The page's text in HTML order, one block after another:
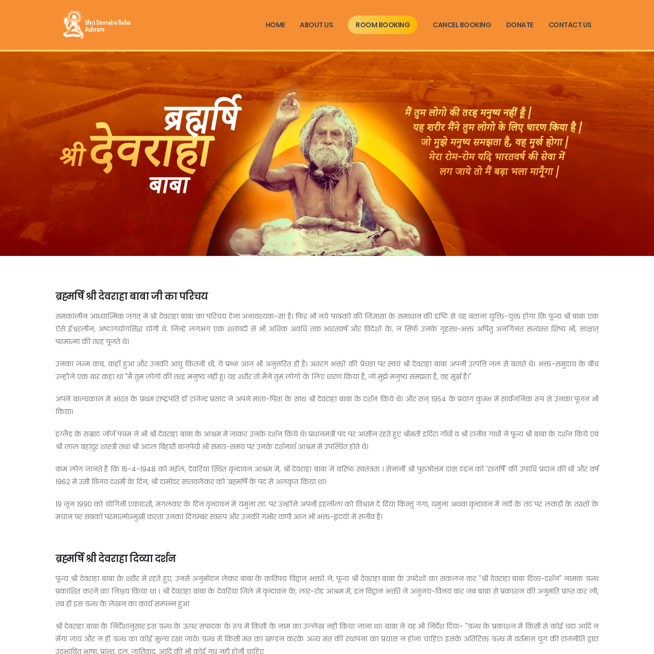
HOME ABOUT US ROOM BOOKING CANCEL BOOKING DONATE CONTACT US
ब्रह्मर्षि श्री देवराहा बाबा जी का परिचय
समकालीन आध्यात्मिक जगत् मे श्री देवराहा बाबा का परिचय देना अनावश्यक-सा है। फिर भी नये पाठकों की जिज्ञासा के समाधान की दृष्टि से यह बताना युक्ति-युक्त होगा कि पूज्य श्री बाबा एक
ऐसे ईश्वरलीन, अष्टांगयोगसिद्ध योगी थे. जिन्हें लगभग एक शताब्दी से भी अधिक अवधि तक भारतवर्ष और विदेशों के, न सिर्फ उनके गृहस्थ-भक्त अपितु अनगिनत संन्यस्त शिष्य भी, साक्षात्
परमात्मा की तरह पूजते थे।
उनका जन्म कब, कहाँ हुआ और उनकी आयु कितनी थी, ये प्रश्न आज भी अनुत्तरित ही है। अंतरंग भक्तों की प्रेच्छा पर स्वयं श्री देवराहा बाबा अपनी उत्पत्ति जल से बताते थे। भक्त-समुदाय के बीच
उन्होंने एक बार कहा था "मैं तुम लोगों की तरह मनुष्य नही हूं। यह शरीर तो मैंने तुम लोगों के लिए धारण किया है, जो मुझे मनुष्य समझता है, वह मूर्ख है।"
अपने बाल्यकाल में भारत के प्रथम राष्ट्रपति डॉ राजेन्द्र प्रसाद ने अपने माता-पिता के साथ श्री देवराहा बाबा के दर्शन किये थे। और सन् 1954 के प्रयाग कुम्भ में सार्वजनिक रूप से उनका पूजन भी
किया।
इंग्लैंड के सम्राट जॉर्ज पंचम ने भी श्री देवराहा बाबा के आश्रम में जाकर उनके दर्शन किये थे। प्रधानमंत्री पद पर आसीन रहते हुए श्रीमती इंदिरा गाँधी व श्री राजीव गांधी ने पूज्य श्री बाबा के दर्शन किये एवं
श्री लाल बहादुर शास्त्री तथा श्री अटल बिहारी बाजपेयी भी समय-समय पर उनके दर्शनार्थ आश्रम में उपस्थित होते थे।
कम लोग जानते है कि 15-4-1948 को मईल, देवरिया स्थित वृन्दावन आश्रम में, श्री देवराहा बाबा ने वरिष्ठ स्वतंत्रता । सेनानी श्री पुरुषोत्तम दास टंडन को 'राजर्षि' की उपाधि प्रदान की थी और वर्ष
1962 में उसी विजय दशमी के दिन, श्री दामोदर सातवलेकर को 'ब्रह्मर्षि के पद से अलंकृत किया था।
19 जून 1990 को योगिनी एकादशी, मंगलवार के दिन वृन्दावन में यमुना तट पर उन्होंने अपनी इहलीला को विश्राम दे दिया किन्तु गंगा, यमुना अथवा वृन्दावन में नदी के तट पर लकड़ी के तख्तों के
मचान पर सबको परमात्मोन्मुखी करता उनका दिगम्बर स्वरूप और उनकी गंभीर वाणी आज भी भक्त-हृदयों में सजीव है।
ब्रह्मर्षि श्री देवराहा दिव्या दर्शन
पूज्य श्री देवराहा बाबा के शरीर में रहते हुए, उनसे अनुमोदन लेकर बाबा के कतिपय विद्वान् भक्तों ने, पूज्य श्री देवराहा बाबा के उपदेशों का संकलन कर "श्री देवराहा बाबा दिव्य-दर्शन" नामक ग्रन्थ
प्रकाशित करने का निश्चय किया था । श्री देवराहा बाबा के देवरिया जिले में वृन्दावन के, लार-रोड आश्रम में, इन विद्वान भक्तीं ने अनुनय-विनय कर जब बाबा से प्रकाशन की अनुमति प्राप्त कर ली,
तब ही इस ग्रन्थ के लेखन का कार्य सम्पन्न हुआ
श्री देवराहा बाबा के निर्देशानुसार इस ग्रन्थ के ऊपर संपादक के रूप में किसी के नाम का उल्लेख नही किया जाना था। बाबा ने यह भी निर्देश दिया- "ग्रन्थ के प्रकाशन में किसी से कोई चंदा आदि न
मँगा जाय और न ही ग्रन्थ का कोई मूल्य रखा जाये। ग्रन्थ में किसी मत का खण्डन करके अन्य मत की रथापना का प्रयास न होना चाहिए। इसके अतिरिक्त ग्रन्थ में वर्तमान युग की राजनीति द्वारा
उद्भावित भाषा, प्रान्त, दल, जातिवाद, आदि की भी कोई गंध नही होनी चाहिए